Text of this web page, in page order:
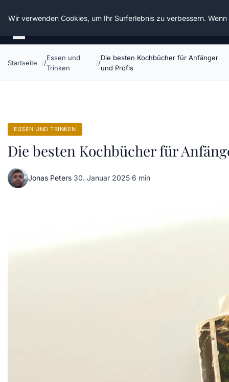
Die Schnitter
Startseite
Essen und
Trinken
Die besten Kochbücher für Anfänger
und Profis
ESSEN UND TRINKEN
Die besten Kochbücher für
Jonas Peters·30. Januar 2025·6 min
Wir verwenden Cookies, um Ihr Surferlebnis zu verbessern.